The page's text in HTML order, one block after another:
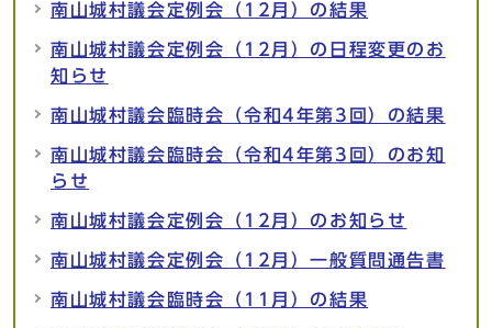
南山城村議会定例会（12月）の結果
南山城村議会定例会（12月）の日程変更のお
知らせ
南山城村議会臨時会（令和4年第3回）の結果
南山城村議会臨時会（令和4年第3回）のお知
らせ
南山城村議会定例会（12月）のお知らせ
南山城村議会定例会（12月）一般質問通告書
南山城村議会臨時会（11月）の結果